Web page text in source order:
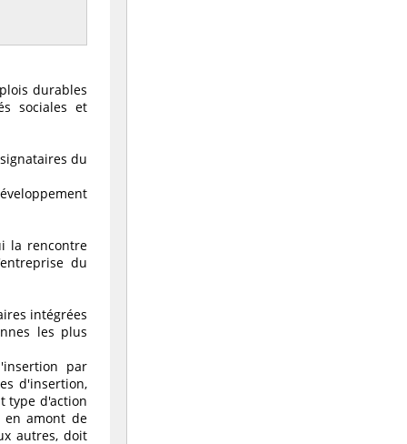
durables
sociales et
du
la rencontre
du
intégrées
les plus
par
d'insertion,
type d'action
en amont de
autres, doit